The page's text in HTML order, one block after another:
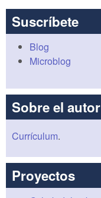
Suscríbete
Blog
Microblog
Sobre el autor
Currículum.
Proyectos